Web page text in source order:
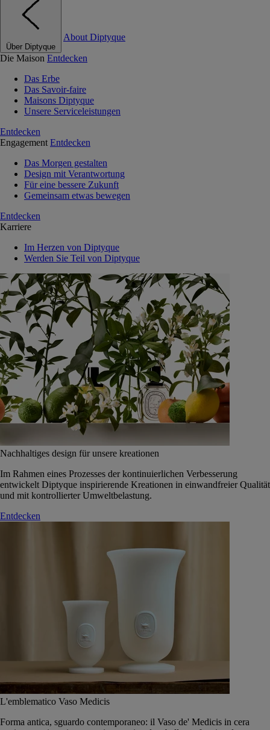
Über Diptyque
About Diptyque
Die Maison Entdecken
Das Erbe
Das Savoir-faire
Maisons Diptyque
Unsere Serviceleistungen
Entdecken
Engagement Entdecken
Das Morgen gestalten
Design mit Verantwortung
Für eine bessere Zukunft
Gemeinsam etwas bewegen
Entdecken
Karriere
Im Herzen von Diptyque
Werden Sie Teil von Diptyque
Nachhaltiges design für unsere kreationen
Im Rahmen eines Prozesses der kontinuierlichen Verbesserung
entwickelt Diptyque inspirierende Kreationen in einwandfreier Qualität
und mit kontrollierter Umweltbelastung.
Entdecken
L'emblematico Vaso Medicis
Forma antica, sguardo contemporaneo: il Vaso de' Medicis in cera